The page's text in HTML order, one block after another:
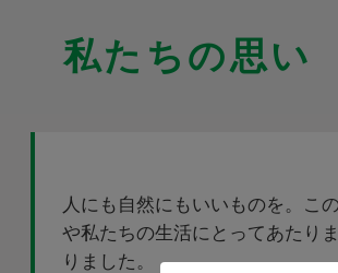
私たちの思い
人にも自然にもいいものを。こ
や私たちの生活にとってあたり
りました。